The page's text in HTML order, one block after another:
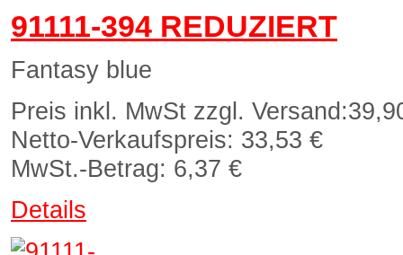
91111-394 REDUZIERT
Fantasy blue
Preis inkl. MwSt zzgl. Versand:
Netto-Verkaufspreis: 33,53 €
MwSt.-Betrag: 6,37 €
Details